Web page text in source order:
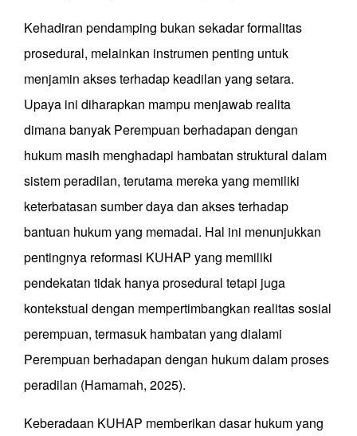
Kehadiran pendamping bukan sekadar formalitas
prosedural, melainkan instrumen penting untuk
menjamin akses terhadap keadilan yang setara.
Upaya ini diharapkan mampu menjawab realita
dimana banyak Perempuan berhadapan dengan
hukum masih menghadapi hambatan struktural dalam
sistem peradilan, terutama mereka yang memiliki
keterbatasan sumber daya dan akses terhadap
bantuan hukum yang memadai. Hal ini menunjukkan
pentingnya reformasi KUHAP yang memiliki
pendekatan tidak hanya prosedural tetapi juga
kontekstual dengan mempertimbangkan realitas sosial
perempuan, termasuk hambatan yang dialami
Perempuan berhadapan dengan hukum dalam proses
peradilan (Hamamah, 2025).
Keberadaan KUHAP memberikan dasar hukum yang